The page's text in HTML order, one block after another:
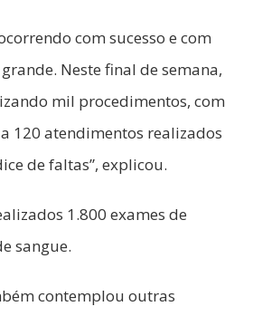
com sucesso e com
Neste final de semana,
mil procedimentos, com
120 atendimentos realizados
de faltas”, explicou.
1.800 exames de
sangue.
contemplou outras